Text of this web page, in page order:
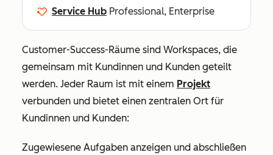
Service Hub Professional, Enterprise
Customer-Success-Räume sind Workspaces, die
gemeinsam mit Kundinnen und Kunden geteilt
werden. Jeder Raum ist mit einem Projekt
verbunden und bietet einen zentralen Ort für
Kundinnen und Kunden:
Zugewiesene Aufgaben anzeigen und abschließen